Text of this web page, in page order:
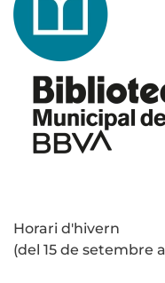
Horari d'hivern
(del 15 de setembre